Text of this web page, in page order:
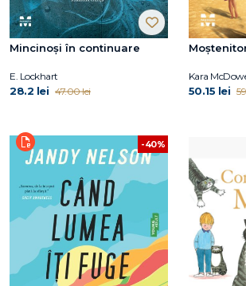
Mincinoși în continuare
E. Lockhart
28.2 lei 47.00 lei
Kara
50.15 lei
-40%